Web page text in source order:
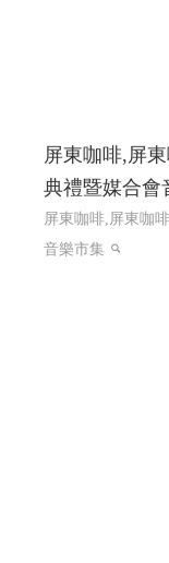
屏東咖啡,屏
典禮暨媒合會
屏東咖啡,屏東咖
音樂市集